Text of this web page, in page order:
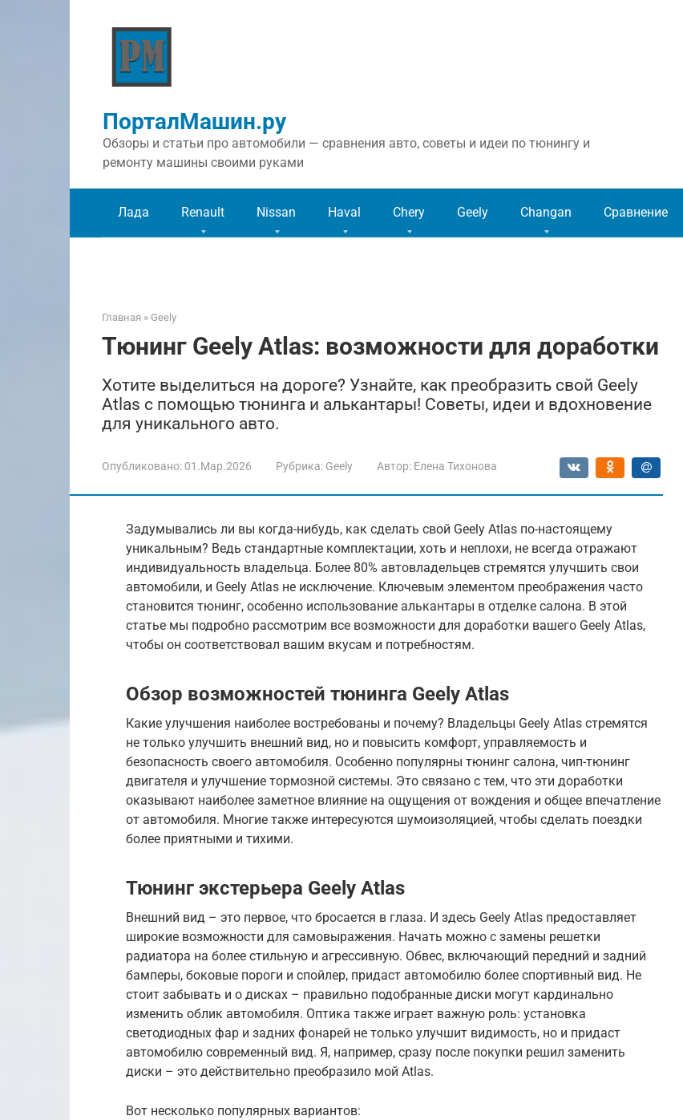
ПорталМашин.ру
Обзоры и статьи про автомобили — сравнения авто, советы и идеи по тюнингу и
ремонту машины своими руками
Лада Renault Nissan Haval Chery Geely Changan Сравнение
Главная » Geely
Тюнинг Geely Atlas: возможности для доработки
Хотите выделиться на дороге? Узнайте, как преобразить свой Geely
Atlas с помощью тюнинга и алькантары! Советы, идеи и вдохновение
для уникального авто.
Опубликовано: 01.Мар.2026 Рубрика: Geely Автор: Елена Тихонова
Задумывались ли вы когда-нибудь, как сделать свой Geely Atlas по-настоящему
уникальным? Ведь стандартные комплектации, хоть и неплохи, не всегда отражают
индивидуальность владельца. Более 80% автовладельцев стремятся улучшить свои
автомобили, и Geely Atlas не исключение. Ключевым элементом преображения часто
становится тюнинг, особенно использование алькантары в отделке салона. В этой
статье мы подробно рассмотрим все возможности для доработки вашего Geely Atlas,
чтобы он соответствовал вашим вкусам и потребностям.
Обзор возможностей тюнинга Geely Atlas
Какие улучшения наиболее востребованы и почему? Владельцы Geely Atlas стремятся
не только улучшить внешний вид, но и повысить комфорт, управляемость и
безопасность своего автомобиля. Особенно популярны тюнинг салона, чип-тюнинг
двигателя и улучшение тормозной системы. Это связано с тем, что эти доработки
оказывают наиболее заметное влияние на ощущения от вождения и общее впечатление
от автомобиля. Многие также интересуются шумоизоляцией, чтобы сделать поездки
более приятными и тихими.
Тюнинг экстерьера Geely Atlas
Внешний вид – это первое, что бросается в глаза. И здесь Geely Atlas предоставляет
широкие возможности для самовыражения. Начать можно с замены решетки
радиатора на более стильную и агрессивную. Обвес, включающий передний и задний
бамперы, боковые пороги и спойлер, придаст автомобилю более спортивный вид. Не
стоит забывать и о дисках – правильно подобранные диски могут кардинально
изменить облик автомобиля. Оптика также играет важную роль: установка
светодиодных фар и задних фонарей не только улучшит видимость, но и придаст
автомобилю современный вид. Я, например, сразу после покупки решил заменить
диски – это действительно преобразило мой Atlas.
Вот несколько популярных вариантов: